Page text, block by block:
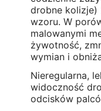
drobne kolizje)
wzoru. W
malowanymi
żywotność,
wymian i
Nieregularna,
widoczność
odcisków